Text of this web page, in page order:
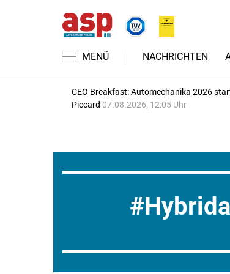
MENÜ NACHRICHTEN
CEO Breakfast: Automechanika 2026
Piccard 07.08.2026, 12:05 Uhr